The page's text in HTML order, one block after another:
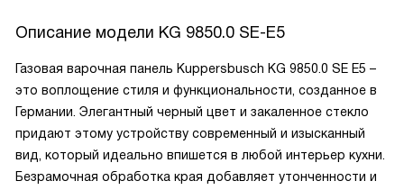
Описание модели KG 9850.0 SE-E5
Газовая варочная панель Kuppersbusch KG 9850.0 SE E5 –
это воплощение стиля и функциональности, созданное в
Германии. Элегантный черный цвет и закаленное стекло
придают этому устройству современный и изысканный
вид, который идеально впишется в любой интерьер кухни.
Безрамочная обработка края добавляет утонченности и